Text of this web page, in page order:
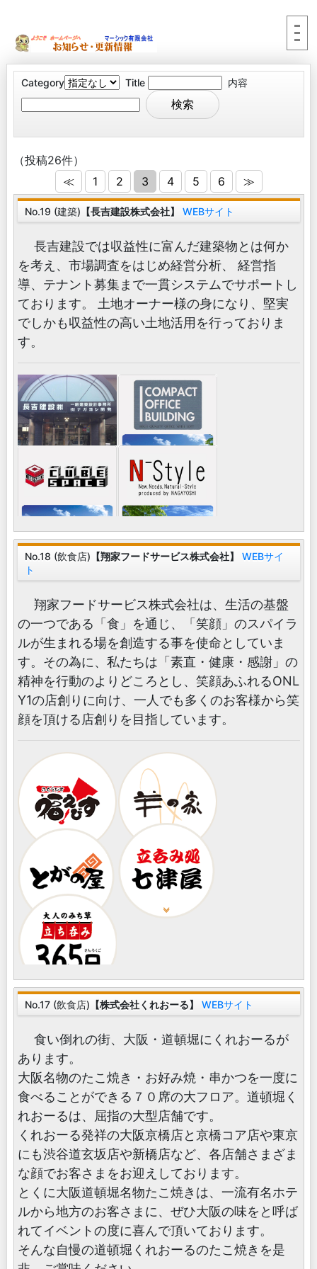
Category Title 内容
（投稿26件）
≪
1 2 3 4 5 6 ≫
No.19 (建築) 【長吉建設株式会社】 WEBサイト
長吉建設では収益性に富んだ建築物とは何か
を考え、市場調査をはじめ経営分析、 経営指
導、テナント募集まで一貫システムでサポートし
ております。 土地オーナー様の身になり、堅実
でしかも収益性の高い土地活用を行っておりま
す。
No.18 (飲食店) 【翔家フードサービス株式会社】
WEBサイ
ト
翔家フードサービス株式会社は、生活の基盤
の一つである「食」を通じ、「笑顔」のスパイラ
ルが生まれる場を創造する事を使命としていま
す。その為に、私たちは「素直・健康・感謝」の
精神を行動のよりどころとし、笑顔あふれるONL
Y1の店創りに向け、一人でも多くのお客様から笑
顔を頂ける店創りを目指しています。
No.17 (飲食店) 【株式会社くれおーる】 WEBサイト
食い倒れの街、大阪・道頓堀にくれおーるが
あります。
大阪名物のたこ焼き・お好み焼・串かつを一度に
食べることができる７０席の大フロア。道頓堀く
れおーるは、屈指の大型店舗です。
くれおーる発祥の大阪京橋店と京橋コア店や東京
にも渋谷道玄坂店や新橋店など、各店舗さまざま
な顔でお客さまをお迎えしております。
とくに大阪道頓堀名物たこ焼きは、一流有名ホテ
ルから地方のお客さまに、ぜひ大阪の味をと呼ば
れてイベントの度に喜んで頂いております。
そんな自慢の道頓堀くれおーるのたこ焼きを是